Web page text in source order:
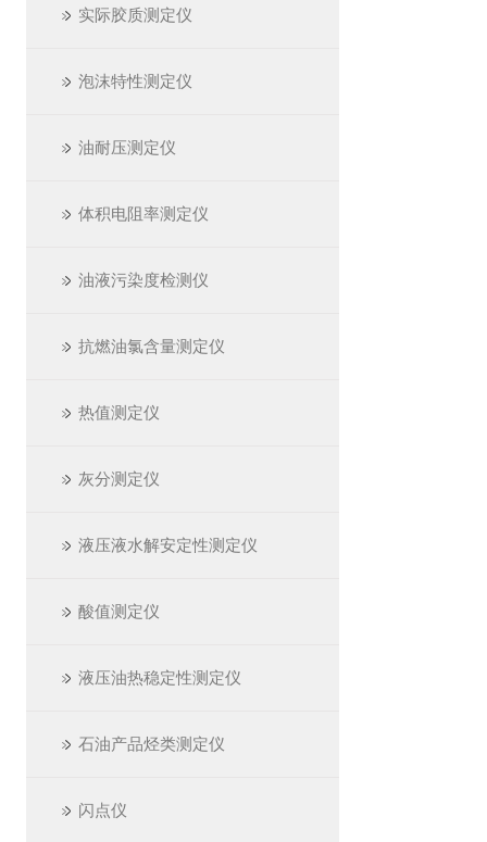
实际胶质测定仪
泡沫特性测定仪
油耐压测定仪
体积电阻率测定仪
油液污染度检测仪
抗燃油氯含量测定仪
热值测定仪
灰分测定仪
液压液水解安定性测定仪
酸值测定仪
液压油热稳定性测定仪
石油产品烃类测定仪
闪点仪